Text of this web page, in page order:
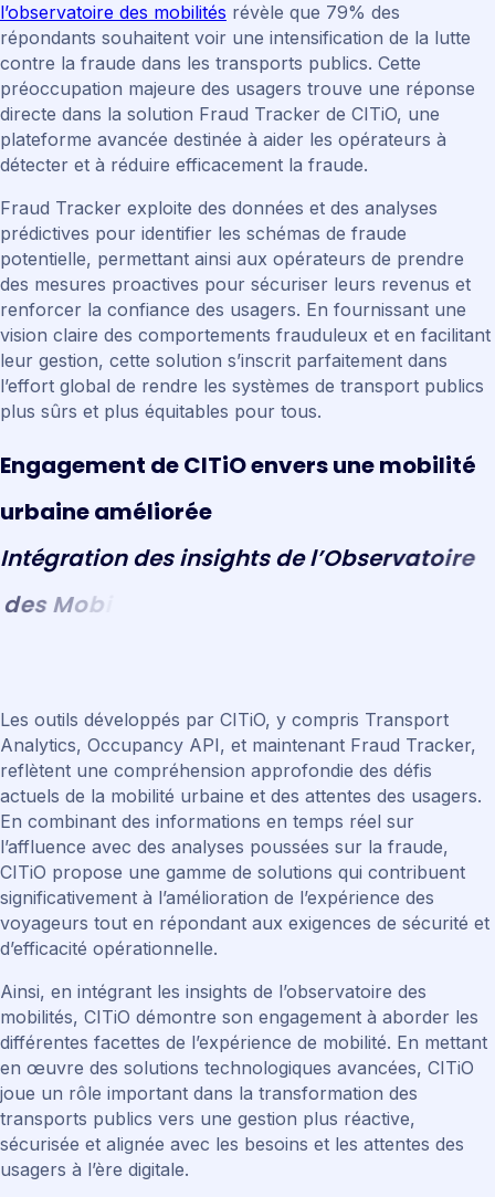
l’observatoire des mobilités révèle que 79% des
répondants souhaitent voir une intensification de la lutte
contre la fraude dans les transports publics. Cette
préoccupation majeure des usagers trouve une réponse
directe dans la solution Fraud Tracker de CITiO, une
plateforme avancée destinée à aider les opérateurs à
détecter et à réduire efficacement la fraude.
Fraud Tracker exploite des données et des analyses
prédictives pour identifier les schémas de fraude
potentielle, permettant ainsi aux opérateurs de prendre
des mesures proactives pour sécuriser leurs revenus et
renforcer la confiance des usagers. En fournissant une
vision claire des comportements frauduleux et en facilitant
leur gestion, cette solution s’inscrit parfaitement dans
l’effort global de rendre les systèmes de transport publics
plus sûrs et plus équitables pour tous.
Engagement deCITiOenversunemobilité
urbaineaméliorée
Intégration des insights de l’Observatoire
desMobil
Les outils développés par CITiO, y compris Transport
Analytics, Occupancy API, et maintenant Fraud Tracker,
reflètent une compréhension approfondie des défis
actuels de la mobilité urbaine et des attentes des usagers.
En combinant des informations en temps réel sur
l’affluence avec des analyses poussées sur la fraude,
CITiO propose une gamme de solutions qui contribuent
significativement à l’amélioration de l’expérience des
voyageurs tout en répondant aux exigences de sécurité et
d’efficacité opérationnelle.
Ainsi, en intégrant les insights de l’observatoire des
mobilités, CITiO démontre son engagement à aborder les
différentes facettes de l’expérience de mobilité. En mettant
en œuvre des solutions technologiques avancées, CITiO
joue un rôle important dans la transformation des
transports publics vers une gestion plus réactive,
sécurisée et alignée avec les besoins et les attentes des
usagers à l’ère digitale.